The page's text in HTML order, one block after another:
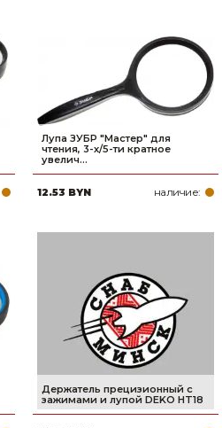
Лупа ЗУБР ″Мастер″ для
чтения, 3-х/5-ти кратное
увелич...
12.53 BYN наличие:
Держатель прецизионный с
зажимами и лупой DEKO HT18